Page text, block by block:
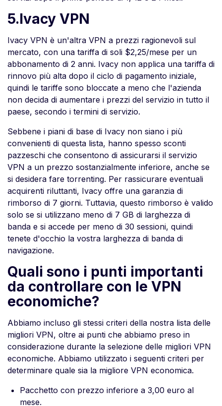
5.Ivacy VPN
Ivacy VPN è un'altra VPN a prezzi ragionevoli sul
mercato, con una tariffa di soli $2,25/mese per un
abbonamento di 2 anni. Ivacy non applica una tariffa di
rinnovo più alta dopo il ciclo di pagamento iniziale,
quindi le tariffe sono bloccate a meno che l'azienda
non decida di aumentare i prezzi del servizio in tutto il
paese, secondo i termini di servizio.
Sebbene i piani di base di Ivacy non siano i più
convenienti di questa lista, hanno spesso sconti
pazzeschi che consentono di assicurarsi il servizio
VPN a un prezzo sostanzialmente inferiore, anche se
si desidera fare torrenting. Per rassicurare eventuali
acquirenti riluttanti, Ivacy offre una garanzia di
rimborso di 7 giorni. Tuttavia, questo rimborso è valido
solo se si utilizzano meno di 7 GB di larghezza di
banda e si accede per meno di 30 sessioni, quindi
tenete d'occhio la vostra larghezza di banda di
navigazione.
Quali sono i punti importanti
da controllare con le VPN
economiche?
Abbiamo incluso gli stessi criteri della nostra lista delle
migliori VPN, oltre ai punti che abbiamo preso in
considerazione durante la selezione delle migliori VPN
economiche. Abbiamo utilizzato i seguenti criteri per
determinare quale sia la migliore VPN economica.
Pacchetto con prezzo inferiore a 3,00 euro al
mese.